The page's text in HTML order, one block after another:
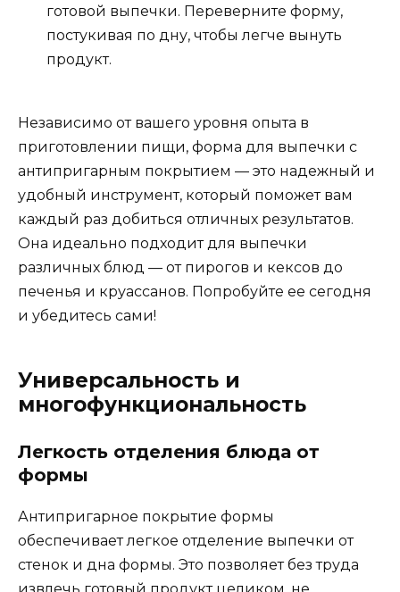
готовой выпечки. Переверните форму,
постукивая по дну, чтобы легче вынуть
продукт.
Независимо от вашего уровня опыта в
приготовлении пищи, форма для выпечки с
антипригарным покрытием — это надежный и
удобный инструмент, который поможет вам
каждый раз добиться отличных результатов.
Она идеально подходит для выпечки
различных блюд — от пирогов и кексов до
печенья и круассанов. Попробуйте ее сегодня
и убедитесь сами!
Универсальность и
многофункциональность
Легкость отделения блюда от
формы
Антипригарное покрытие формы
обеспечивает легкое отделение выпечки от
стенок и дна формы. Это позволяет без труда
извлечь готовый продукт целиком, не